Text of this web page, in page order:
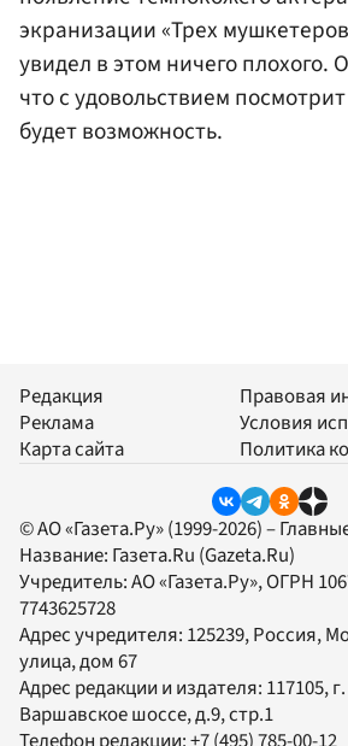
экранизации «Трех
увидел в этом ничего плохого.
что с удовольствием
будет возможность.
Редакция
Реклама
Карта сайта
Правовая
Условия
Политика
© АО «Газета.Ру» (1999-2026) –
Название: Газета.Ru (Gazeta.Ru)
Учредитель:АО «Газета.Ру», ОГРН
7743625728
Адрес учредителя: 125239, Россия,
улица, дом 67
Адрес редакции и издателя: 117105, г.
Варшавское шоссе, д.9, стр.1